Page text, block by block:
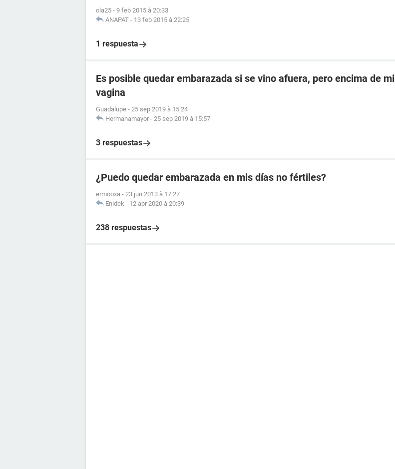
ola25 - 9 feb 2015 à 20:33
ANAPAT - 13 feb 2015 à 22:25
1 respuesta
Es posible quedar embarazada si se vino afuera, pero encima de mi
vagina
Guadalupe - 25 sep 2019 à 15:24
Hermanamayor - 25 sep 2019 à 15:57
3 respuestas
¿Puedo quedar embarazada en mis días no fértiles?
ermooxa - 23 jun 2013 à 17:27
Enidek - 12 abr 2020 à 20:39
238 respuestas